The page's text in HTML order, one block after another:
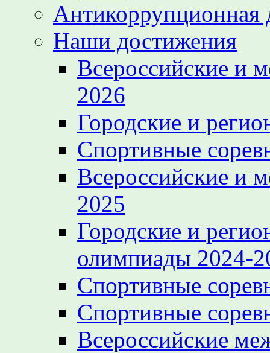
Антикоррупционная
Наши достижения
Всероссийские и
2026
Городские и
Спортивные
Всероссийские и
2025
Городские и
олимпиады 2024-
Спортивные
Спортивные
Всероссийские